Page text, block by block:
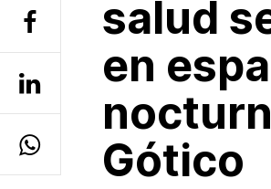
salud
en
Gótico